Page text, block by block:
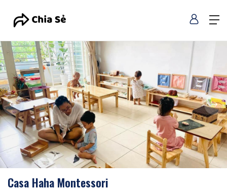
Casa Haha Montessori